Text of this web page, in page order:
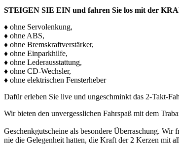
STEIGEN SIE EIN und fahren Sie los mit der
♦ ohne Servolenkung,
♦ ohne ABS,
♦ ohne Bremskraftverstärker,
♦ ohne Einparkhilfe,
♦ ohne Lederausstattung,
♦ ohne CD-Wechsler,
♦ ohne elektrischen Fensterheber
Dafür erleben Sie live und ungeschminkt das 2-Takt-
Wir bieten den unvergesslichen Fahrspaß mit dem
Geschenkgutscheine als besondere Überraschung.
nie die Gelegenheit hatten, die Kraft der 2 Kerzen mit